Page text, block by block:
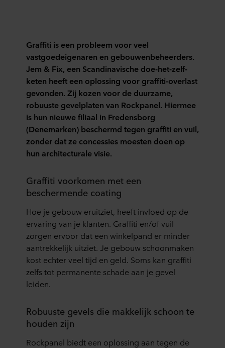
Graffiti is een probleem voor veel
vastgoedeigenaren en gebouwenbeheerders.
Jem & Fix, een Scandinavische doe-het-zelf-
keten heeft een oplossing voor graffiti-overlast
gevonden. Zij kozen voor de duurzame,
robuuste gevelplaten van Rockpanel. Hiermee
is hun nieuwe filiaal in Fredensborg
(Denemarken) beschermd tegen graffiti en vuil,
zonder dat ze concessies moesten doen op
hun architecturale visie.
Graffiti voorkomen met een
beschermende coating
Hoe je gebouw eruitziet, heeft invloed op de
ervaring van je klanten. Graffiti en/of vuil
zorgen ervoor dat een winkelpand er minder
aantrekkelijk uitziet. Je gebouw schoonmaken
kost echter veel tijd en geld. Soms kan graffiti
zelfs tot permanente schade aan je gevel
leiden.
Robuuste gevels die makkelijk schoon te
houden zijn
Rockpanel biedt een oplossing aan tegen de